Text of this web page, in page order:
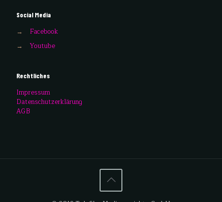
Social Media
→
Facebook
→
Youtube
Rechtliches
Impressum
Datenschutzerklärung
AGB